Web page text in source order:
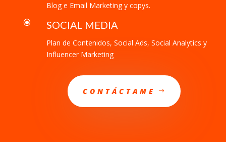
Blog e Email Marketing y copys.
\ SOCIAL MEDIA
Plan de Contenidos, Social Ads, Social Analytics y
Influencer Marketing
CONTÁCTAME